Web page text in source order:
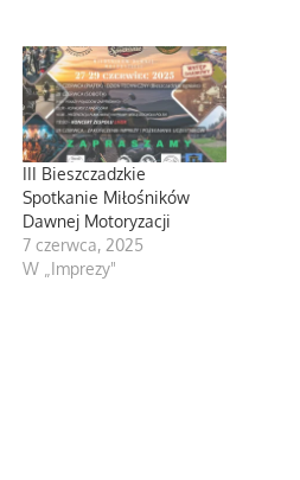
III Bieszczadzkie
Spotkanie Miłośników
Dawnej Motoryzacji
7 czerwca, 2025
W „Imprezy"